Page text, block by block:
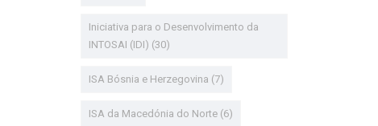
Iniciativa para o Desenvolvimento da
INTOSAI (IDI) (30)
ISA Bósnia e Herzegovina (7)
ISA da Macedónia do Norte(6)